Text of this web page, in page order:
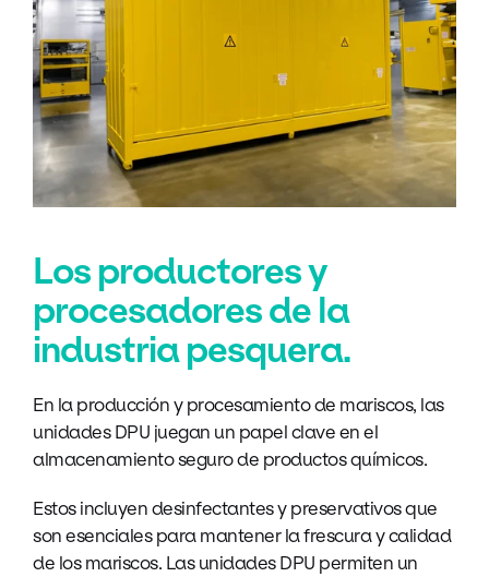
Los productores y
procesadores de la
industria pesquera.
En la producción y procesamiento de mariscos, las
unidades DPU juegan un papel clave en el
almacenamiento seguro de productos químicos.
Estos incluyen desinfectantes y preservativos que
son esenciales para mantener la frescura y calidad
de los mariscos. Las unidades DPU permiten un